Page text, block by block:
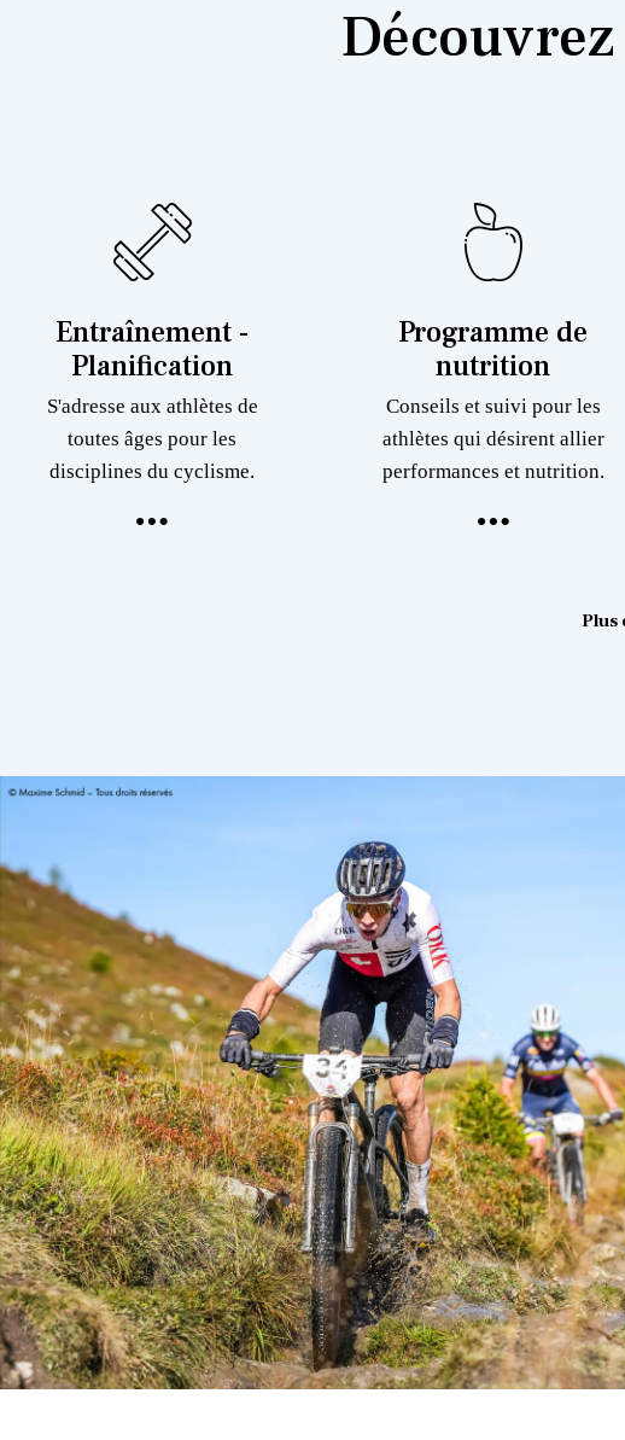
Entraînement -
Planification
S'adresse aux athlètes de
toutes âges pour les
disciplines du cyclisme.
Programme de
nutrition
Conseils et suivi pour les
athlètes qui désirent allier
performances et nutrition.
Plus